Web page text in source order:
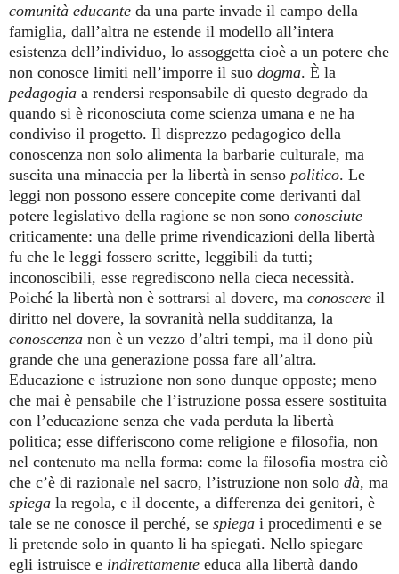
comunità educante da una parte invade il campo della
famiglia, dall’altra ne estende il modello all’intera
esistenza dell’individuo, lo assoggetta cioè a un potere che
non conosce limiti nell’imporre il suo dogma. È la
pedagogia a rendersi responsabile di questo degrado da
quando si è riconosciuta come scienza umana e ne ha
condiviso il progetto. Il disprezzo pedagogico della
conoscenza non solo alimenta la barbarie culturale, ma
suscita una minaccia per la libertà in senso politico. Le
leggi non possono essere concepite come derivanti dal
potere legislativo della ragione se non sono conosciute
criticamente: una delle prime rivendicazioni della libertà
fu che le leggi fossero scritte, leggibili da tutti;
inconoscibili, esse regrediscono nella cieca necessità.
Poiché la libertà non è sottrarsi al dovere, ma conoscere il
diritto nel dovere, la sovranità nella sudditanza, la
conoscenza non è un vezzo d’altri tempi, ma il dono più
grande che una generazione possa fare all’altra.
Educazione e istruzione non sono dunque opposte; meno
che mai è pensabile che l’istruzione possa essere sostituita
con l’educazione senza che vada perduta la libertà
politica; esse differiscono come religione e filosofia, non
nel contenuto ma nella forma: come la filosofia mostra ciò
che c’è di razionale nel sacro, l’istruzione non solo dà, ma
spiega la regola, e il docente, a differenza dei genitori, è
tale se ne conosce il perché, se spiega i procedimenti e se
li pretende solo in quanto li ha spiegati. Nello spiegare
egli istruisce e indirettamente educa alla libertà dando